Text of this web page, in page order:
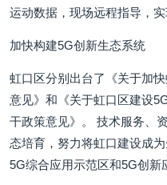
运动数据，现场远程指导，实
加快构建5G创新生态系统
虹口区分别出台了《关于加
意见》和《关于虹口区建设
干政策意见》。 技术服务、
态培育，努力将虹口建设成
5G综合应用示范区和5G创新